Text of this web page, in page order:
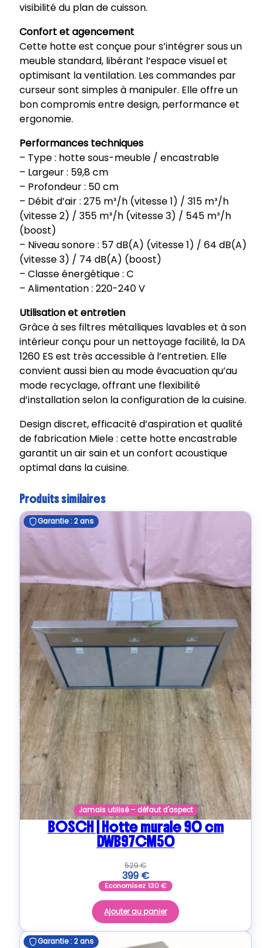
S
visibilité du plan de cuisson.
Confort et agencement
Cette hotte est conçue pour s’intégrer sous un
meuble standard, libérant l’espace visuel et
optimisant la ventilation. Les commandes par
curseur sont simples à manipuler. Elle offre un
bon compromis entre design, performance et
ergonomie.
Performances techniques
– Type : hotte sous-meuble / encastrable
– Largeur : 59,8 cm
– Profondeur : 50 cm
– Débit d’air : 275 m³/h (vitesse 1) / 315 m³/h
(vitesse 2) / 355 m³/h (vitesse 3) / 545 m³/h
(boost)
– Niveau sonore : 57 dB(A) (vitesse 1) / 64 dB(A)
(vitesse 3) / 74 dB(A) (boost)
– Classe énergétique : C
– Alimentation : 220-240 V
Utilisation et entretien
Grâce à ses filtres métalliques lavables et à son
intérieur conçu pour un nettoyage facilité, la DA
1260 ES est très accessible à l’entretien. Elle
convient aussi bien au mode évacuation qu’au
mode recyclage, offrant une flexibilité
d’installation selon la configuration de la cuisine.
Design discret, efficacité d’aspiration et qualité
de fabrication Miele : cette hotte encastrable
garantit un air sain et un confort acoustique
optimal dans la cuisine.
Produits similaires
Garantie : 2 ans
Jamais utilisé – défaut d'aspect
BOSCH | Hotte murale 90 cm
DWB97CM50
529€
399 €
Economisez130€
Ajouter au panier
Garantie : 2 ans